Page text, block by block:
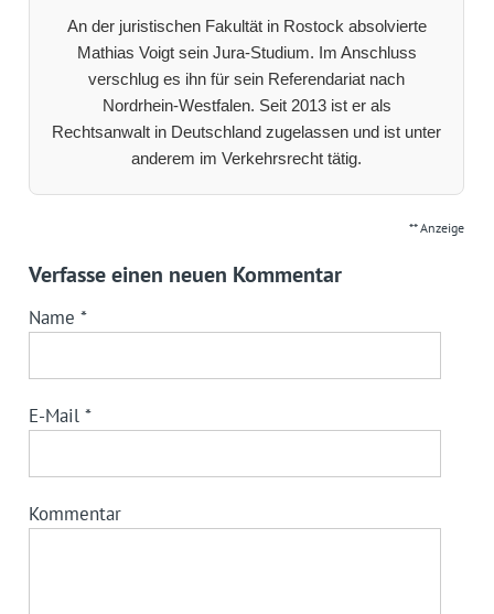
An der juristischen Fakultät in Rostock absolvierte
Mathias Voigt sein Jura-Studium. Im Anschluss
verschlug es ihn für sein Referendariat nach
Nordrhein-Westfalen. Seit 2013 ist er als
Rechtsanwalt in Deutschland zugelassen und ist unter
anderem im Verkehrsrecht tätig.
** Anzeige
Verfasse einen neuen Kommentar
Name *
E-Mail *
Kommentar